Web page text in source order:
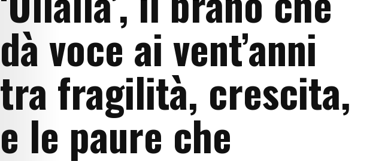
dà voce ai vent’anni
tra fragilità, crescita,
e le paure che